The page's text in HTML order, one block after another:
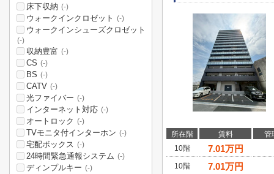
所在階 賃料
管
10階
7.01万円
10階 7.01万円
床下収納 (-)
ウォークインクロゼット (-)
ウォークインシューズクロゼット
(-)
収納豊富 (-)
CS (-)
BS (-)
CATV (-)
光ファイバー (-)
インターネット対応 (-)
オートロック (-)
TVモニタ付インターホン (-)
宅配ボックス (-)
24時間緊急通報システム (-)
ディンプルキー (-)